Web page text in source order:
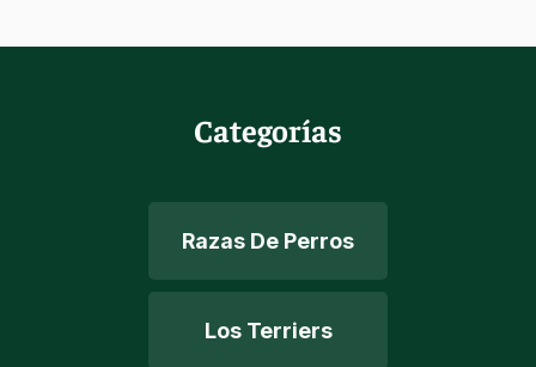
Categorías
Razas De Perros
Los Terriers